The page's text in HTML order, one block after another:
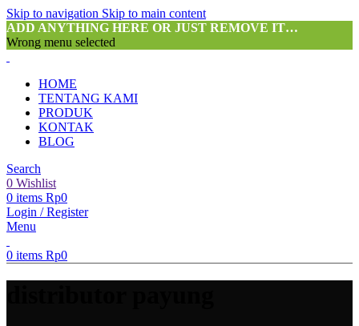
Skip to navigation Skip to main content
ADD ANYTHING HERE OR JUST REMOVE IT…
Wrong menu selected
HOME
TENTANG KAMI
PRODUK
KONTAK
BLOG
Search
0 Wishlist
0 items Rp0
Login / Register
Menu
0 items Rp0